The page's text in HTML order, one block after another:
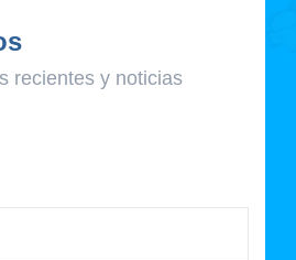
recientes y noticias